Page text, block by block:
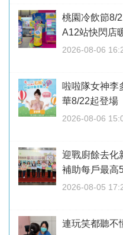
桃園冷飲節8/
A12站快閃店
2026-08-06
啦啦隊女神
華8/22起登場
2026-08-06
迎戰廚餘去
補助每戶最
2026-08-05
連玩笑都聽